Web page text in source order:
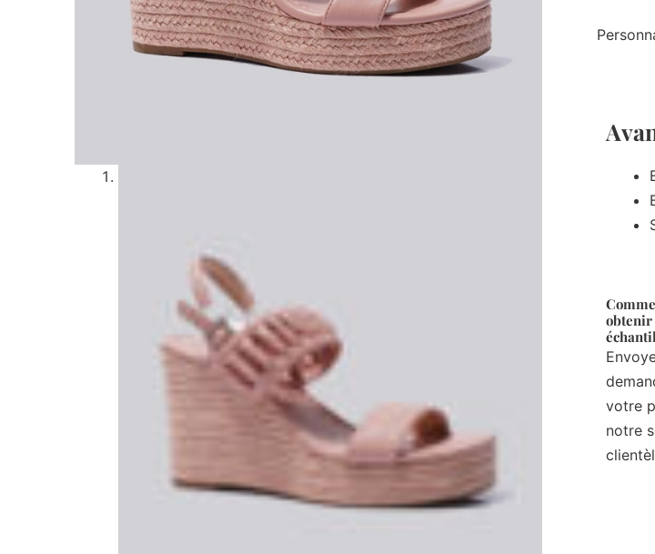
obtenir
votre
notre